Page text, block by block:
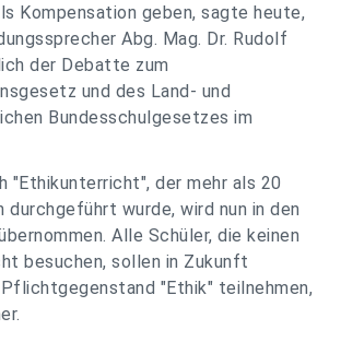
Kompensation geben, sagte heute,
Abg. Mag. Dr. Rudolf
der Debatte zum
und des Land- und
Bundesschulgesetzes im
"Ethikunterricht", der mehr als 20
wurde, wird nun in den
Alle Schüler, die keinen
besuchen, sollen in Zukunft
"Ethik" teilnehmen,